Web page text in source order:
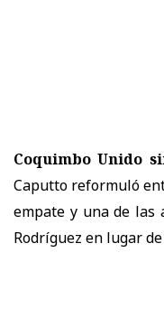
Coquimbo Unido
Caputto reformuló
empate y una de las
Rodríguez en lugar